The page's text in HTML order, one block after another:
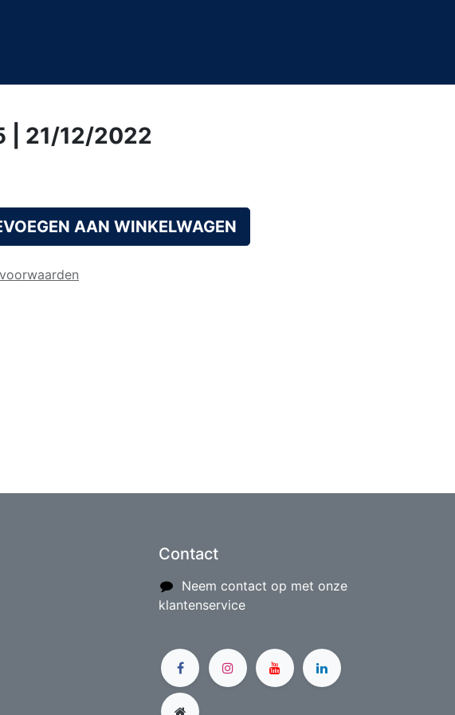
| 21/12/2022
AAN WINKELWAGEN
Contact
Neem contact op met onze
klantenservice